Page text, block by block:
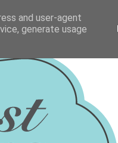
and user-agent
generate usage